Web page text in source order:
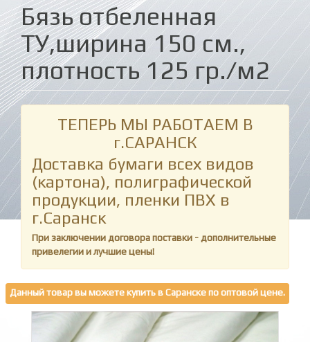
Бязь отбеленная
ТУ,ширина 150 см.,
плотность 125 гр./м2
ТЕПЕРЬ МЫ РАБОТАЕМ В
г.САРАНСК
Доставка бумаги всех видов
(картона), полиграфической
продукции, пленки ПВХ в
г.Саранск
При заключении договора поставки - дополнительные
привелегии и лучшие цены!
Данный товар вы можете купить в Саранске по оптовой цене.